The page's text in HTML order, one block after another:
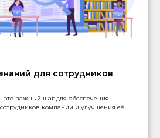
для сотрудников
это важный шаг для обеспечения
компании и улучшения её